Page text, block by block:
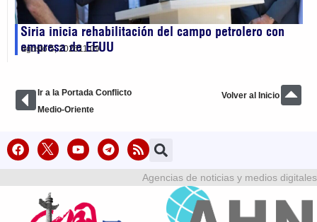
Siria inicia rehabilitación del campo petrolero con
empresa de EEUU
agosto 5, 202611:09
Ir a la Portada Conflicto
Medio-Oriente
Volver al Inicio
Agencias de noticias y medios digitales